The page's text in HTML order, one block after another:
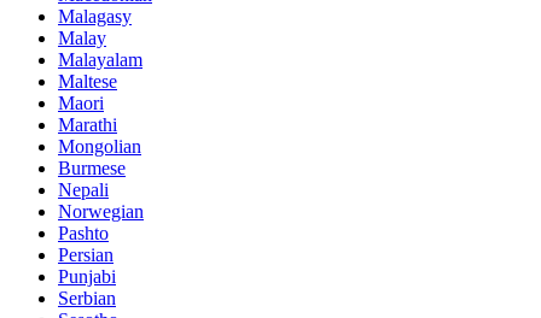
Malagasy
Malay
Malayalam
Maltese
Maori
Marathi
Mongolian
Burmese
Nepali
Norwegian
Pashto
Persian
Punjabi
Serbian